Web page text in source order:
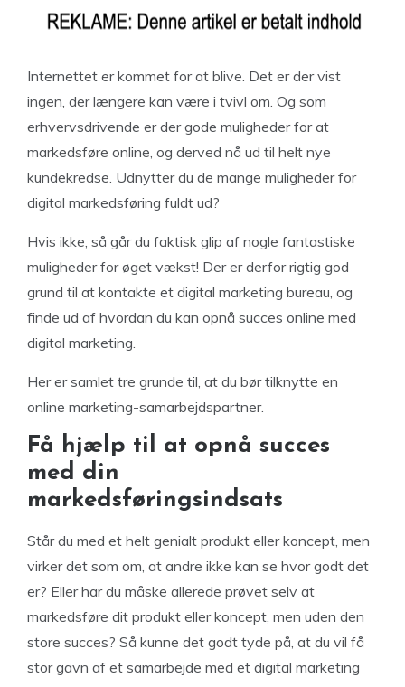
Internettet er kommet for at blive. Det er der vist
ingen, der længere kan være i tvivl om. Og som
erhvervsdrivende er der gode muligheder for at
markedsføre online, og derved nå ud til helt nye
kundekredse. Udnytter du de mange muligheder for
digital markedsføring fuldt ud?
Hvis ikke, så går du faktisk glip af nogle fantastiske
muligheder for øget vækst! Der er derfor rigtig god
grund til at kontakte et digital marketing bureau, og
finde ud af hvordan du kan opnå succes online med
digital marketing.
Her er samlet tre grunde til, at du bør tilknytte en
online marketing-samarbejdspartner.
Få hjælp til at opnå succes
med din
markedsføringsindsats
Står du med et helt genialt produkt eller koncept, men
virker det som om, at andre ikke kan se hvor godt det
er? Eller har du måske allerede prøvet selv at
markedsføre dit produkt eller koncept, men uden den
store succes? Så kunne det godt tyde på, at du vil få
stor gavn af et samarbejde med et digital marketing